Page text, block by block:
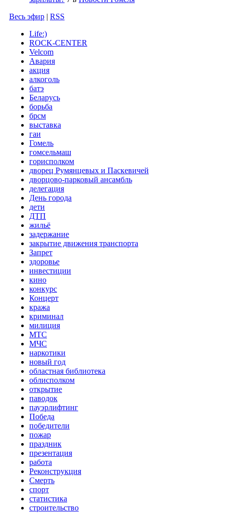
Весь эфир | RSS
Life:)
ROCK-CENTER
Velcom
Авария
акция
алкоголь
батэ
Беларусь
борьба
брсм
выставка
гаи
Гомель
гомсельмаш
горисполком
дворец Румянцевых и Паскевичей
дворцово-парковый ансамбль
делегация
День города
дети
ДТП
жильё
задержание
закрытие движения транспорта
Запрет
здоровье
инвестиции
кино
конкурс
Концерт
кража
криминал
милиция
МТС
МЧС
наркотики
новый год
областная библиотека
облисполком
открытие
паводок
пауэрлифтинг
Победа
победители
пожар
праздник
презентация
работа
Реконструкция
Смерть
спорт
статистика
строительство